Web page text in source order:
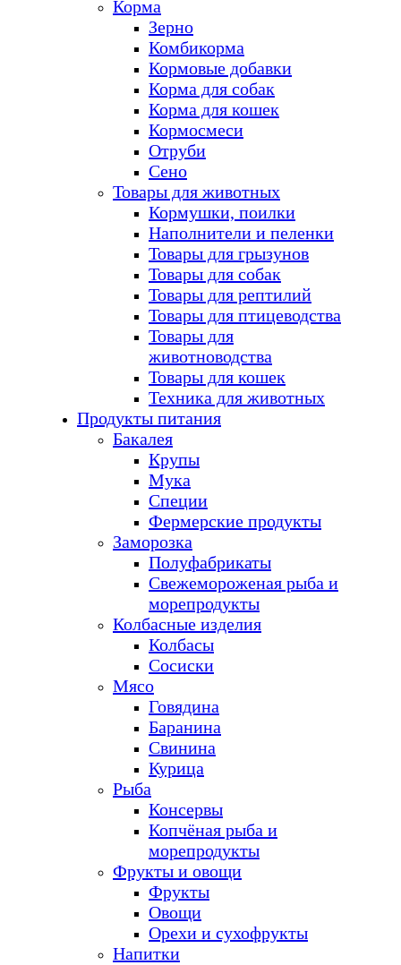
Корма
Зерно
Комбикорма
Кормовые добавки
Корма для собак
Корма для кошек
Кормосмеси
Отруби
Сено
Товары для животных
Кормушки, поилки
Наполнители и пеленки
Товары для грызунов
Товары для собак
Товары для рептилий
Товары для птицеводства
Товары для
животноводства
Товары для кошек
Техника для животных
Продукты питания
Бакалея
Крупы
Мука
Специи
Фермерские продукты
Заморозка
Полуфабрикаты
Свежемороженая рыба и
морепродукты
Колбасные изделия
Колбасы
Сосиски
Мясо
Говядина
Баранина
Свинина
Курица
Рыба
Консервы
Копчёная рыба и
морепродукты
Фрукты и овощи
Фрукты
Овощи
Орехи и сухофрукты
Напитки